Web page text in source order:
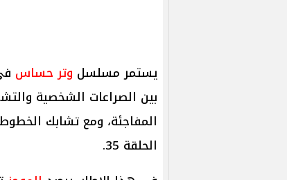
يستمر مسلسل وتر حساس
المفاجئة، ومع تشابك
الحلقة 35.